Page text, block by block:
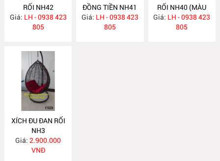
RỐI NH42
Giá: LH - 0938 423
805
ĐỒNG TIỀN NH41
Giá: LH - 0938 423
805
RỐI NH40 (MÀU
TRẮNG)
Giá: LH - 0938 423
805
XÍCH ĐU ĐAN RỐI
NH3
Giá:2.900.000
VNĐ